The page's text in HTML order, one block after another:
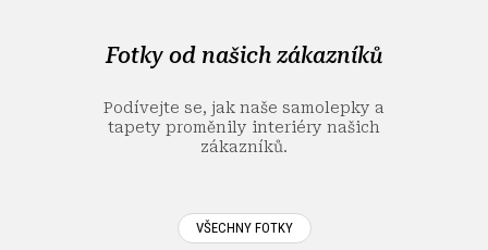
Fotky od našich zákazníků
Podívejte se, jak naše samolepky a
tapety proměnily interiéry našich
zákazníků.
VŠECHNY FOTKY